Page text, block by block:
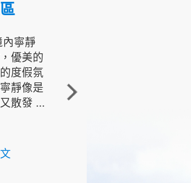
寧靜
優美的
度假氛
靜像是
散發 ...
角的端點，冬季海浪拍打
著礁岸，旺盛的侵蝕作